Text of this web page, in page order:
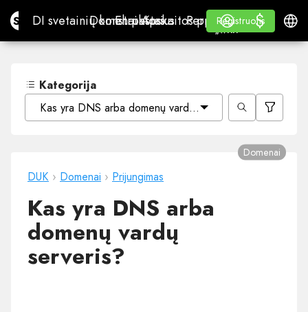
Site.proDI svetainių konstruktorius
DI svetainių konstruktorius
Domenai
DomenaiEl. paštas
El. paštasApskaitos programa
Apskaitos programa
Perpardavėjams
„WHITE LABEL“
Mokymasis
Mokymasis
Registruotis
Registruotis
Prisijungti
$
$
Kategorija
Kas yra DNS arba domenų vardų serveris?
DUK › Domenai › Prijungimas
Domenai
Kas yra DNS arba
domenų vardų
serveris?